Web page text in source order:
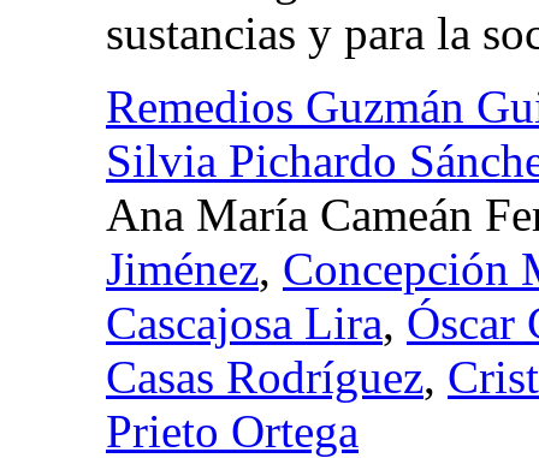
sustancias y para la
Remedios Guzmán
Silvia Pichardo
Ana María Cameán
Jiménez, Concepción
Cascajosa Lira, Óscar
Casas Rodríguez,
Prieto Ortega